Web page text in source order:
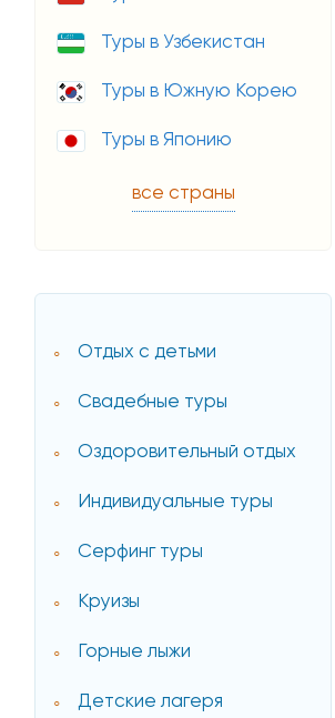
Туры в Узбекистан
Туры в Южную Корею
Туры в Японию
все страны
Отдых с детьми
Свадебные туры
Оздоровительный отдых
Индивидуальные туры
Серфинг туры
Круизы
Горные лыжи
Детские лагеря